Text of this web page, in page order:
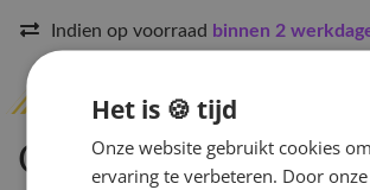
Indien op voorraad binnen 2
Omschrijving
Het is 🍪 tijd
Onze website gebruikt cookies
ervaring te verbeteren. Door